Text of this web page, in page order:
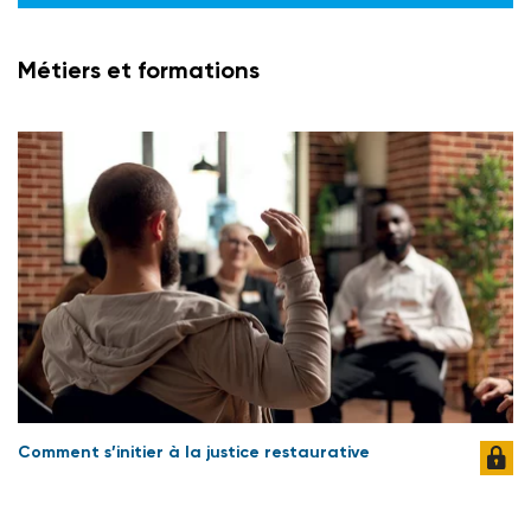
Métiers et formations
Comment s’initier à la justice restaurative